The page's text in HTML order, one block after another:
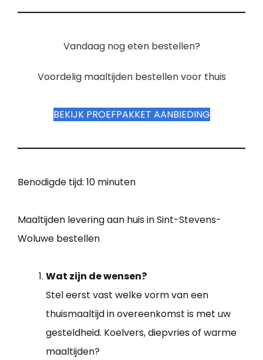
Vandaag nog eten bestellen?
Voordelig maaltijden bestellen voor thuis
BEKIJK PROEFPAKKET AANBIEDING
Benodigde tijd: 10 minuten
Maaltijden levering aan huis in Sint-Stevens-
Woluwe bestellen
Wat zijn de wensen?
Stel eerst vast welke vorm van een
thuismaaltijd in overeenkomst is met uw
gesteldheid. Koelvers, diepvries of warme
maaltijden?